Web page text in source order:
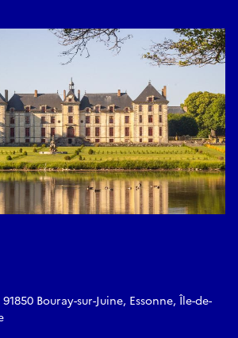
Bouray-sur-Juine, Essonne, Île-de-